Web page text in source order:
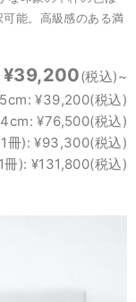
能。高級感のある満
¥39,200(税込)~
¥39,200(税込)
¥76,500(税込)
冊): ¥93,300(税込)
): ¥131,800(税込)